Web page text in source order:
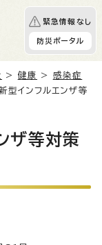
緊急情報なし
防災ポータル
> 健康 > 感染症
型インフルエンザ等
ザ等対策